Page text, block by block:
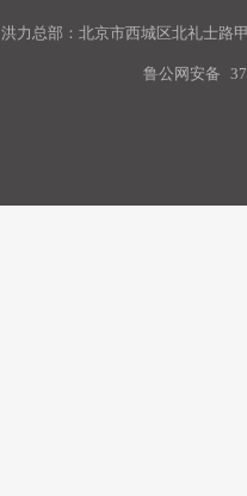
洪力总部：北京市西城区北礼士路
鲁公网安备